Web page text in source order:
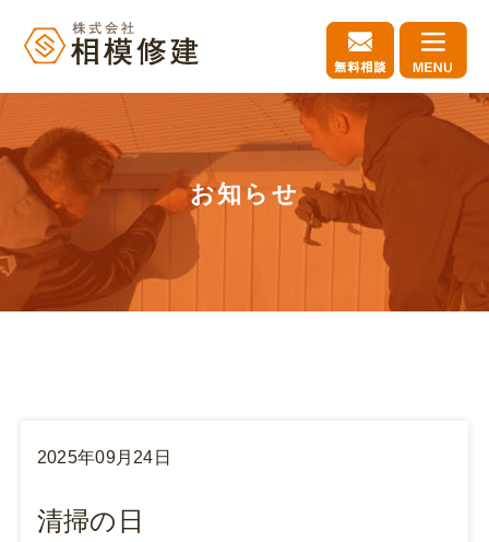
お知らせ
2025年09月24日
清掃の日